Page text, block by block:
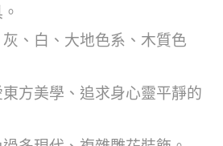
灰、白、大地色系、木質色
東方美學、追求身心靈平靜的